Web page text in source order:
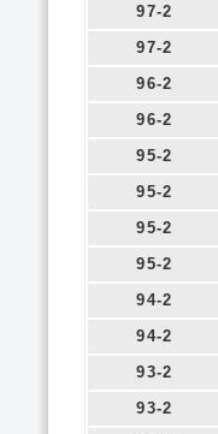
97-2
97-2
96-2
96-2
95-2
95-2
95-2
95-2
94-2
94-2
93-2
93-2